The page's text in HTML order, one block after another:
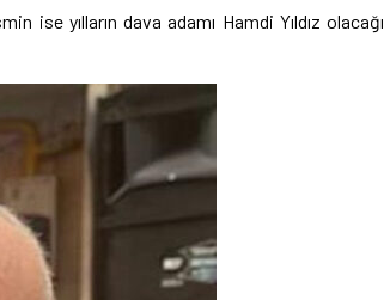
ise yılların dava adamı Hamdi Yıldız olacağı